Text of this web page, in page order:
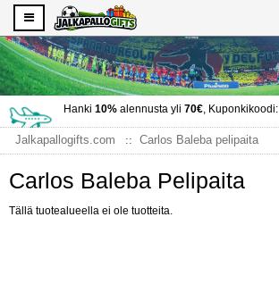
Hanki 10%alennusta yli 70€, Kuponkikoodi:
Jalkapallogifts.com Carlos Baleba pelipaita
Carlos Baleba Pelipaita
Tällä tuotealueella ei ole tuotteita.